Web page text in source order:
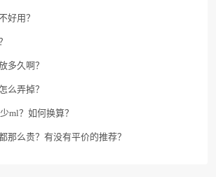
好用？
多久啊？
么弄掉？
ml？如何换算？
那么贵？有没有平价的推荐？